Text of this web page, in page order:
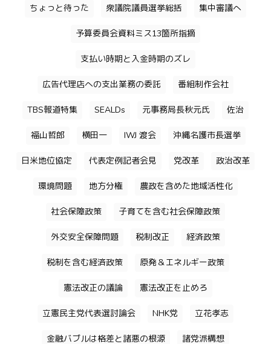
ちょっと待った 衆議院議員選挙総括 集中審議へ
予算委員会資料ミス13箇所指摘
支払い時期と入金時期のズレ
広告代理店への支出業務の委託 番組制作会社
TBS報道特集 SEALDs 元事務局長秋元氏 佐治
福山哲郎 横田一 IWJ 渡会 沖縄名護市長選挙
日米地位協定 代表定例記者会見 党改革 政治改革
環境問題 地方分権 農政を含めた地域活性化
社会保障政策 子育てを含む社会保障政策
外交安全保障問題 税制改正 経済政策
税制を含む経済政策 原発＆エネルギー政策
憲法改正の議論 憲法改正を止めろ
立憲民主党代表選討論会 NHK党 立花孝志
金融バブルは格差と諸悪の根源 諸党派構想